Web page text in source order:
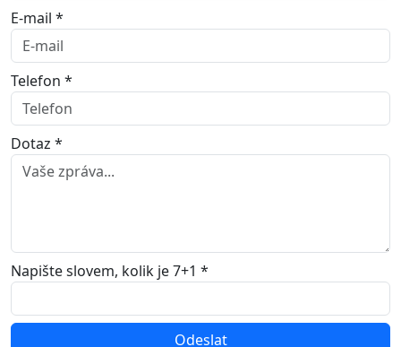
E-mail *
Telefon *
Dotaz *
Napište slovem, kolik je 7+1 *